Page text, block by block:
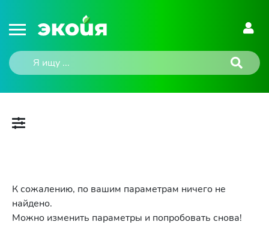
К сожалению, по вашим параметрам ничего не
найдено.
Можно изменить параметры и попробовать снова!